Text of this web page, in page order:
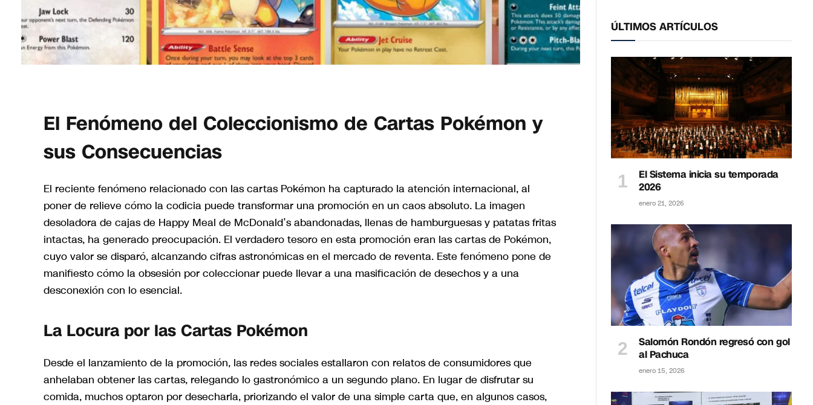
El Fenómeno del Coleccionismo de Cartas Pokémon y
sus Consecuencias
El reciente fenómeno relacionado con las cartas Pokémon ha capturado la atención internacional, al
poner de relieve cómo la codicia puede transformar una promoción en un caos absoluto. La imagen
desoladora de cajas de Happy Meal de McDonald’s abandonadas, llenas de hamburguesas y patatas fritas
intactas, ha generado preocupación. El verdadero tesoro en esta promoción eran las cartas de Pokémon,
cuyo valor se disparó, alcanzando cifras astronómicas en el mercado de reventa. Este fenómeno pone de
manifiesto cómo la obsesión por coleccionar puede llevar a una masificación de desechos y a una
desconexión con lo esencial.
La Locura por las Cartas Pokémon
Desde el lanzamiento de la promoción, las redes sociales estallaron con relatos de consumidores que
anhelaban obtener las cartas, relegando lo gastronómico a un segundo plano. En lugar de disfrutar su
comida, muchos optaron por desecharla, priorizando el valor de una simple carta que, en algunos casos,
ÚLTIMOS ARTÍCULOS
El Sistema inicia su temporada
2026
enero 21, 2026
Salomón Rondón regresó con gol
al Pachuca
enero 15, 2026